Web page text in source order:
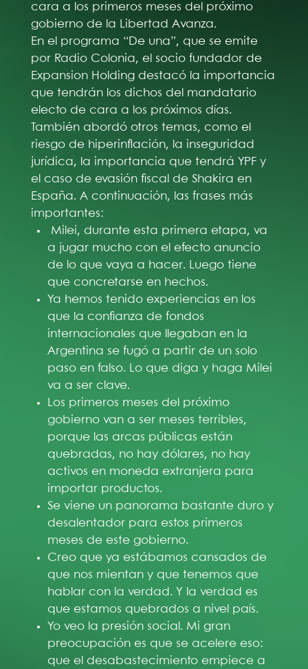
cara a los primeros meses del próximo
gobierno de la Libertad Avanza.
En el programa “De una”, que se emite
por Radio Colonia, el socio fundador de
Expansion Holding destacó la importancia
que tendrán los dichos del mandatario
electo de cara a los próximos días.
También abordó otros temas, como el
riesgo de hiperinflación, la inseguridad
jurídica, la importancia que tendrá YPF y
el caso de evasión fiscal de Shakira en
España. A continuación, las frases más
importantes:
Milei, durante esta primera etapa, va
a jugar mucho con el efecto anuncio
de lo que vaya a hacer. Luego tiene
que concretarse en hechos.
Ya hemos tenido experiencias en los
que la confianza de fondos
internacionales que llegaban en la
Argentina se fugó a partir de un solo
paso en falso. Lo que diga y haga Milei
va a ser clave.
Los primeros meses del próximo
gobierno van a ser meses terribles,
porque las arcas públicas están
quebradas, no hay dólares, no hay
activos en moneda extranjera para
importar productos.
Se viene un panorama bastante duro y
desalentador para estos primeros
meses de este gobierno.
Creo que ya estábamos cansados de
que nos mientan y que tenemos que
hablar con la verdad. Y la verdad es
que estamos quebrados a nivel país.
Yo veo la presión social. Mi gran
preocupación es que se acelere eso:
que el desabastecimiento empiece a